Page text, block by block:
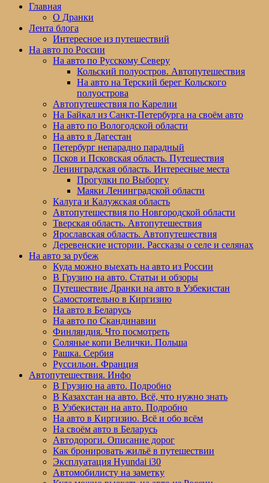
ОсновноеГлавная
О Дранки
Лента блога
Интересное из путешествий
На авто по России
На авто по Русскому Северу
Кольский полуостров. Автопутешествия
На авто на Терский берег Кольского
полуострова
Автопутешествия по Карелии
На Байкал из Санкт-Петербурга на своём авто
На авто по Вологодской области
На авто в Дагестан
Петербург непарадно парадный
Псков и Псковская область. Путешествия
Ленинградская область. Интересные места
Прогулки по Выборгу
Маяки Ленинградской области
Калуга и Калужская область
Автопутешествия по Новгородской области
Тверская область. Автопутешествия
Ярославская область. Автопутешествия
Деревенские истории. Рассказы о селе и селянах
На авто за рубеж
Куда можно выехать на авто из России
В Грузию на авто. Статьи и обзоры
Путешествие Дранки на авто в Узбекистан
Самостоятельно в Киргизию
На авто в Беларусь
На авто по Скандинавии
Финляндия. Что посмотреть
Соляные копи Велички. Польша
Рашка. Сербия
Руссильон. Франция
Автопутешествия. Инфо
В Грузию на авто. Подробно
В Казахстан на авто. Всё, что нужно знать
В Узбекистан на авто. Подробно
На авто в Киргизию. Всё и обо всём
На своём авто в Беларусь
Автодороги. Описание дорог
Как бронировать жильё в путешествии
Эксплуатация Hyundai i30
Автомобилисту на заметку